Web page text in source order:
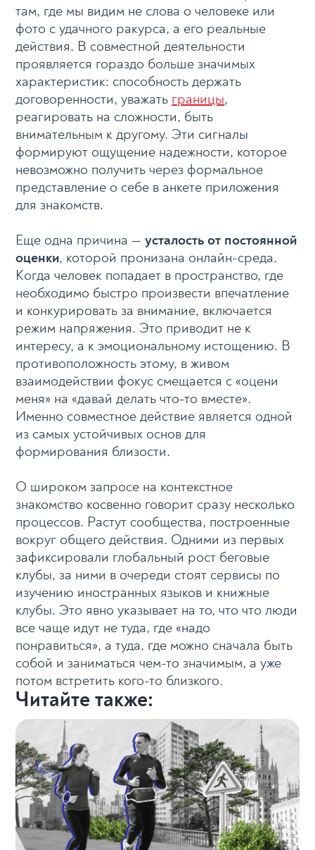
там, где мы видим не слова о человеке или
фото с удачного ракурса, а его реальные
действия. В совместной деятельности
проявляется гораздо больше значимых
характеристик: способность держать
договоренности, уважать границы,
реагировать на сложности, быть
внимательным к другому. Эти сигналы
формируют ощущение надежности, которое
невозможно получить через формальное
представление о себе в анкете приложения
для знакомств.
Еще одна причина —усталость от постоянной
оценки, которой пронизана онлайн-среда.
Когда человек попадает в пространство, где
необходимо быстро произвести впечатление
и конкурировать за внимание, включается
режим напряжения. Это приводит не к
интересу, а к эмоциональному истощению. В
противоположность этому, в живом
взаимодействии фокус смещается с «оцени
меня» на «давай делать что-то вместе».
Именно совместное действие является одной
из самых устойчивых основ для
формирования близости.
О широком запросе на контекстное
знакомство косвенно говорит сразу несколько
процессов. Растут сообщества, построенные
вокруг общего действия. Одними из первых
зафиксировали глобальный рост беговые
клубы, за ними в очереди стоят сервисы по
изучению иностранных языков и книжные
клубы. Это явно указывает на то, что что люди
все чаще идут не туда, где «надо
понравиться», а туда, где можно сначала быть
собой и заниматься чем-то значимым, а уже
потом встретить кого-то близкого.
Читайте также: